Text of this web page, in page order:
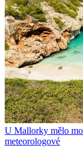
U Mallorky mělo
meteorologové